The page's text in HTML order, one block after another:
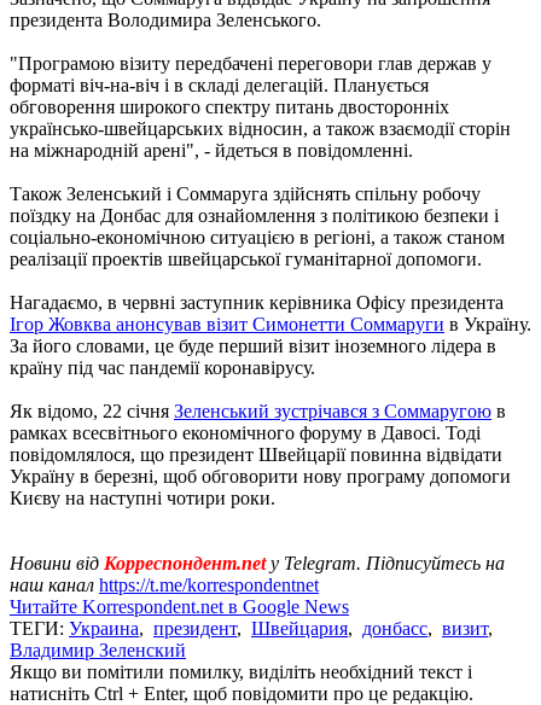
президента Володимира Зеленського.
"Програмою візиту передбачені переговори глав держав у
форматі віч-на-віч і в складі делегацій. Планується
обговорення широкого спектру питань двосторонніх
українсько-швейцарських відносин, а також взаємодії сторін
на міжнародній арені", - йдеться в повідомленні.
Також Зеленський і Соммаруга здійснять спільну робочу
поїздку на Донбас для ознайомлення з політикою безпеки і
соціально-економічною ситуацією в регіоні, а також станом
реалізації проектів швейцарської гуманітарної допомоги.
Нагадаємо, в червні заступник керівника Офісу президента
Ігор Жовква анонсував візит Симонетти Соммаруги в Україну.
За його словами, це буде перший візит іноземного лідера в
країну під час пандемії коронавірусу.
Як відомо, 22 січня Зеленський зустрічався з Соммаругою в
рамках всесвітнього економічного форуму в Давосі. Тоді
повідомлялося, що президент Швейцарії повинна відвідати
Україну в березні, щоб обговорити нову програму допомоги
Києву на наступні чотири роки.
Новини від Корреспондент.net у Telegram. Підписуйтесь на
наш канал https://t.me/korrespondentnet
Читайте Korrespondent.net в Google News
ТЕГИ: Украина, президент, Швейцария, донбасс, визит,
Владимир Зеленский
Якщо ви помітили помилку, виділіть необхідний текст і
натисніть Ctrl + Enter, щоб повідомити про це редакцію.